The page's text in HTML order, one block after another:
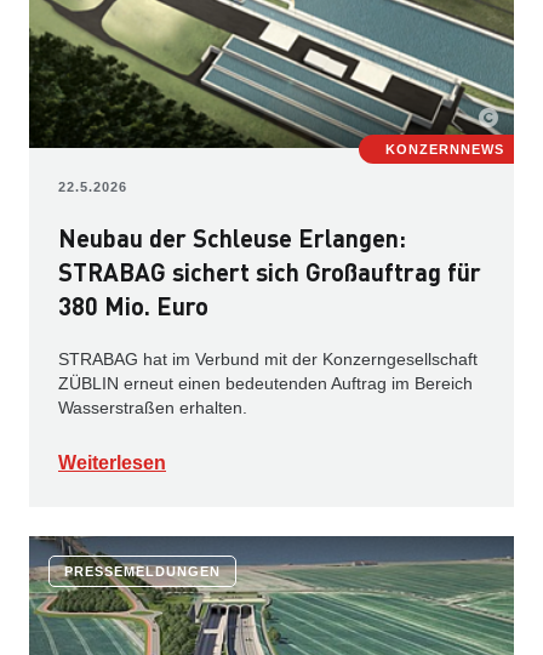
KONZERNNEWS
22.5.2026
Neubau der Schleuse Erlangen:
STRABAG sichert sich Großauftrag für
380 Mio. Euro
STRABAG hat im Verbund mit der Konzerngesellschaft
ZÜBLIN erneut einen bedeutenden Auftrag im Bereich
Wasserstraßen erhalten.
Weiterlesen
PRESSEMELDUNGEN